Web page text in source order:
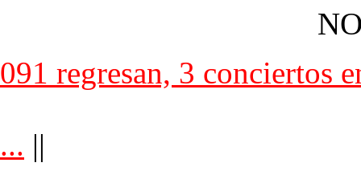
091 regresan, 3 conciertos
... ||